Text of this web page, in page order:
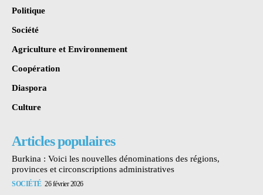
Politique
Société
Agriculture et Environnement
Coopération
Diaspora
Culture
Articles populaires
Burkina : Voici les nouvelles dénominations des régions,
provinces et circonscriptions administratives
SOCIÉTÉ 26 février 2026